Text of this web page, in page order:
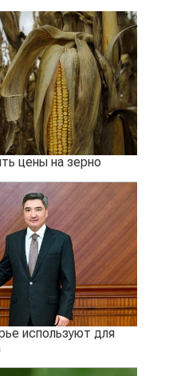
цены на зерно
используют для